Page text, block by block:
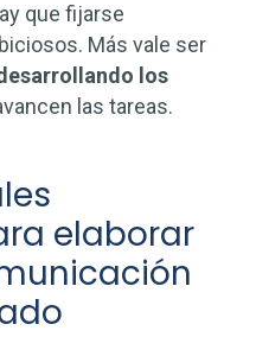
que fijarse
Más vale ser
los
las tareas.
elaborar